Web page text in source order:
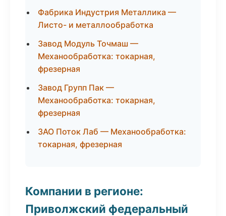
Фабрика Индустрия Металлика —
Листо- и металлообработка
Завод Модуль Точмаш —
Механообработка: токарная,
фрезерная
Завод Групп Пак —
Механообработка: токарная,
фрезерная
ЗАО Поток Лаб — Механообработка:
токарная, фрезерная
Компании в регионе:
Приволжский федеральный